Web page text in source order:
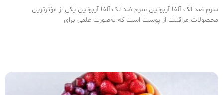
سرم ضد لک آلفا آربوتین سرم ضد لک آلفا آربوتین یکی از مؤثرترین
محصولات مراقبت از پوست است که به‌صورت علمی برای